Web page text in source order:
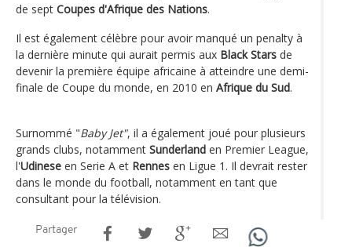
de sept Coupes d'Afrique des Nations.
Il est également célèbre pour avoir manqué un penalty à
la dernière minute qui aurait permis aux Black Stars de
devenir la première équipe africaine à atteindre une demi-
finale de Coupe du monde, en 2010 en Afrique du Sud.
Surnommé "Baby Jet", il a également joué pour plusieurs
grands clubs, notamment Sunderland en Premier League,
l'Udinese en Serie A et Rennes en Ligue 1. Il devrait rester
dans le monde du football, notamment en tant que
consultant pour la télévision.
Partager